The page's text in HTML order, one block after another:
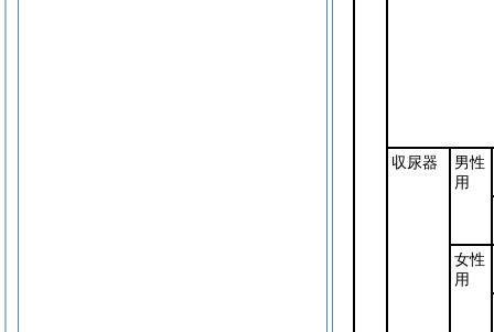
収尿器
男性
用
女性
用